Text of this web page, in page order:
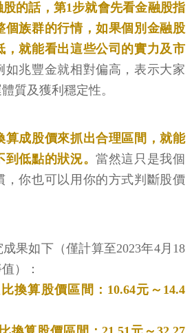
的話，第1步就會先看金融股指
個族群的行情，如果個別金融股
，就能看出這些公司的實力及市
如兆豐金就相對偏高，表示大家
質及獲利穩定性。
算成股價來抓出合理區間，就能
到低點的狀況。當然這只是我個
，你也可以用你的方式判斷股價
果如下（僅計算至2023年4月18
）：
換算股價區間：10.64元～14.4